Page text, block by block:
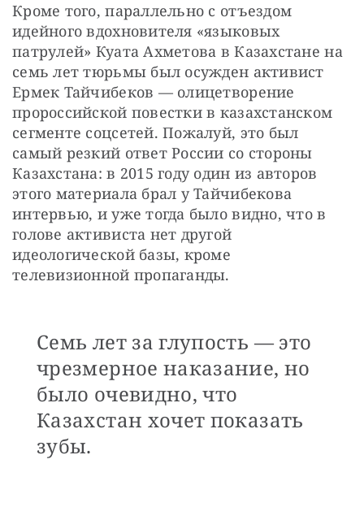
Кроме того, параллельно с отъездом
идейного вдохновителя «языковых
патрулей» Куата Ахметова в Казахстане на
семь лет тюрьмы был осужден активист
Ермек Тайчибеков — олицетворение
пророссийской повестки в казахстанском
сегменте соцсетей. Пожалуй, это был
самый резкий ответ России со стороны
Казахстана: в 2015 году один из авторов
этого материала брал у Тайчибекова
интервью, и уже тогда было видно, что в
голове активиста нет другой
идеологической базы, кроме
телевизионной пропаганды.
Семь лет за глупость — это
чрезмерное наказание, но
было очевидно, что
Казахстан хочет показать
зубы.